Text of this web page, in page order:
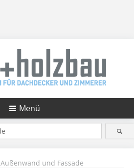
Menü
Außenwand und Fassade